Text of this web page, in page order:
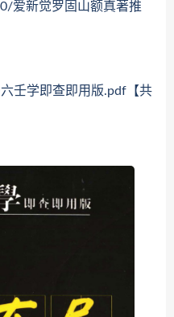
爱新觉罗固山额真著推
壬学即查即用版.pdf【共